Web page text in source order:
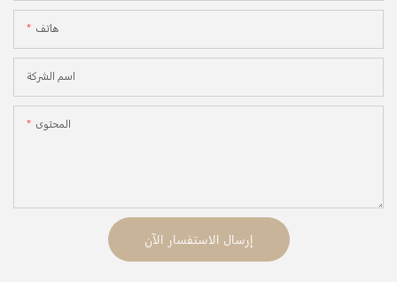
هاتف
اسم الشركة
المحتوى
إرسال الاستفسار الآن